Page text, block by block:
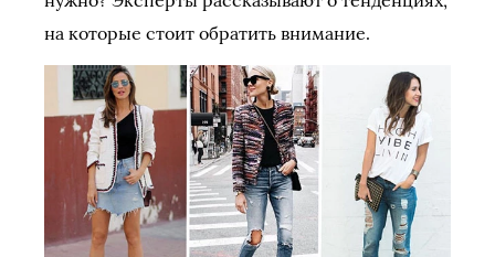
на которые стоит обратить внимание.